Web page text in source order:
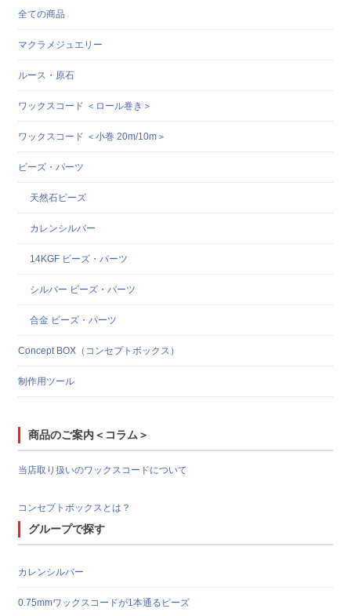
全ての商品
マクラメジュエリー
ルース・原石
ワックスコード ＜ロール巻き＞
ワックスコード ＜小巻 20m/10m＞
ビーズ・パーツ
天然石ビーズ
カレンシルバー
14KGF ビーズ・パーツ
シルバー ビーズ・パーツ
合金 ビーズ・パーツ
Concept BOX（コンセプトボックス）
制作用ツール
商品のご案内＜コラム＞
当店取り扱いのワックスコードについて
コンセプトボックスとは？
グループで探す
カレンシルバー
0.75mmワックスコードが1本通るビーズ